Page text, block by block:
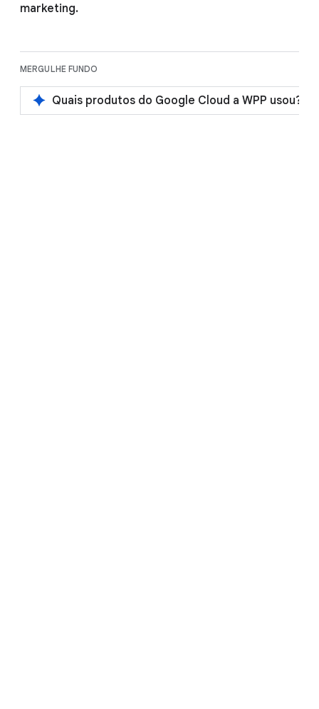
marketing.
MERGULHE FUNDO
spark Quais produtos do Google Cloud a WPP usou?